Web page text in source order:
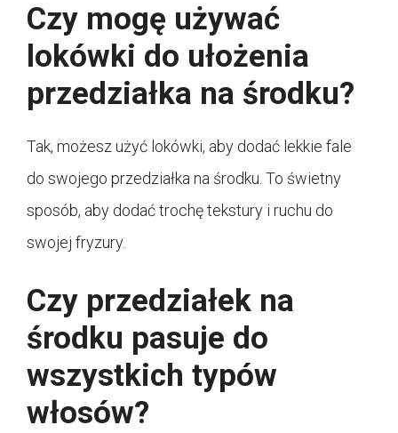
Czy mogę używać
lokówki do ułożenia
przedziałka na środku?
Tak, możesz użyć lokówki, aby dodać lekkie fale
do swojego przedziałka na środku. To świetny
sposób, aby dodać trochę tekstury i ruchu do
swojej fryzury.
Czy przedziałek na
środku pasuje do
wszystkich typów
włosów?